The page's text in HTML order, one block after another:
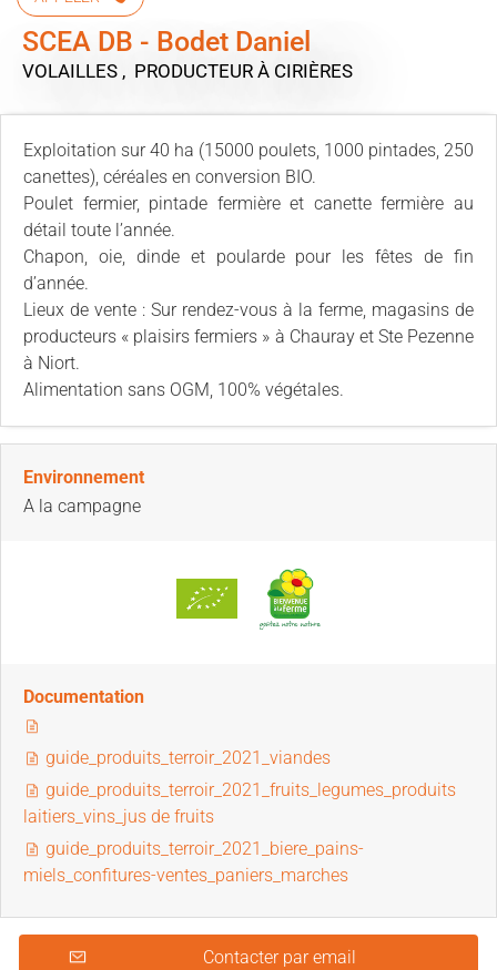
SCEA DB - Bodet Daniel
VOLAILLES , PRODUCTEUR À CIRIÈRES
Exploitation sur 40 ha (15000 poulets, 1000 pintades, 250
canettes), céréales en conversion BIO.
Poulet fermier, pintade fermière et canette fermière au
détail toute l’année.
Chapon, oie, dinde et poularde pour les fêtes de fin
d’année.
Lieux de vente : Sur rendez-vous à la ferme, magasins de
producteurs « plaisirs fermiers » à Chauray et Ste Pezenne
à Niort.
Alimentation sans OGM, 100% végétales.
Environnement
A la campagne
Documentation
guide_produits_terroir_2021_viandes
guide_produits_terroir_2021_fruits_legumes_produits
laitiers_vins_jus de fruits
guide_produits_terroir_2021_biere_pains-
miels_confitures-ventes_paniers_marches
Contacter par email